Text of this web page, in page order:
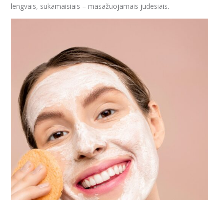
lengvais, sukamaisiais – masažuojamais judesiais.